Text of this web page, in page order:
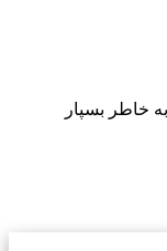
خاطر بسپار